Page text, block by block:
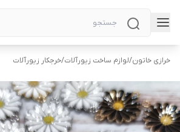
خرازی خاتون/لوازم ساخت زیورآلات/خرجکار زیورآلات